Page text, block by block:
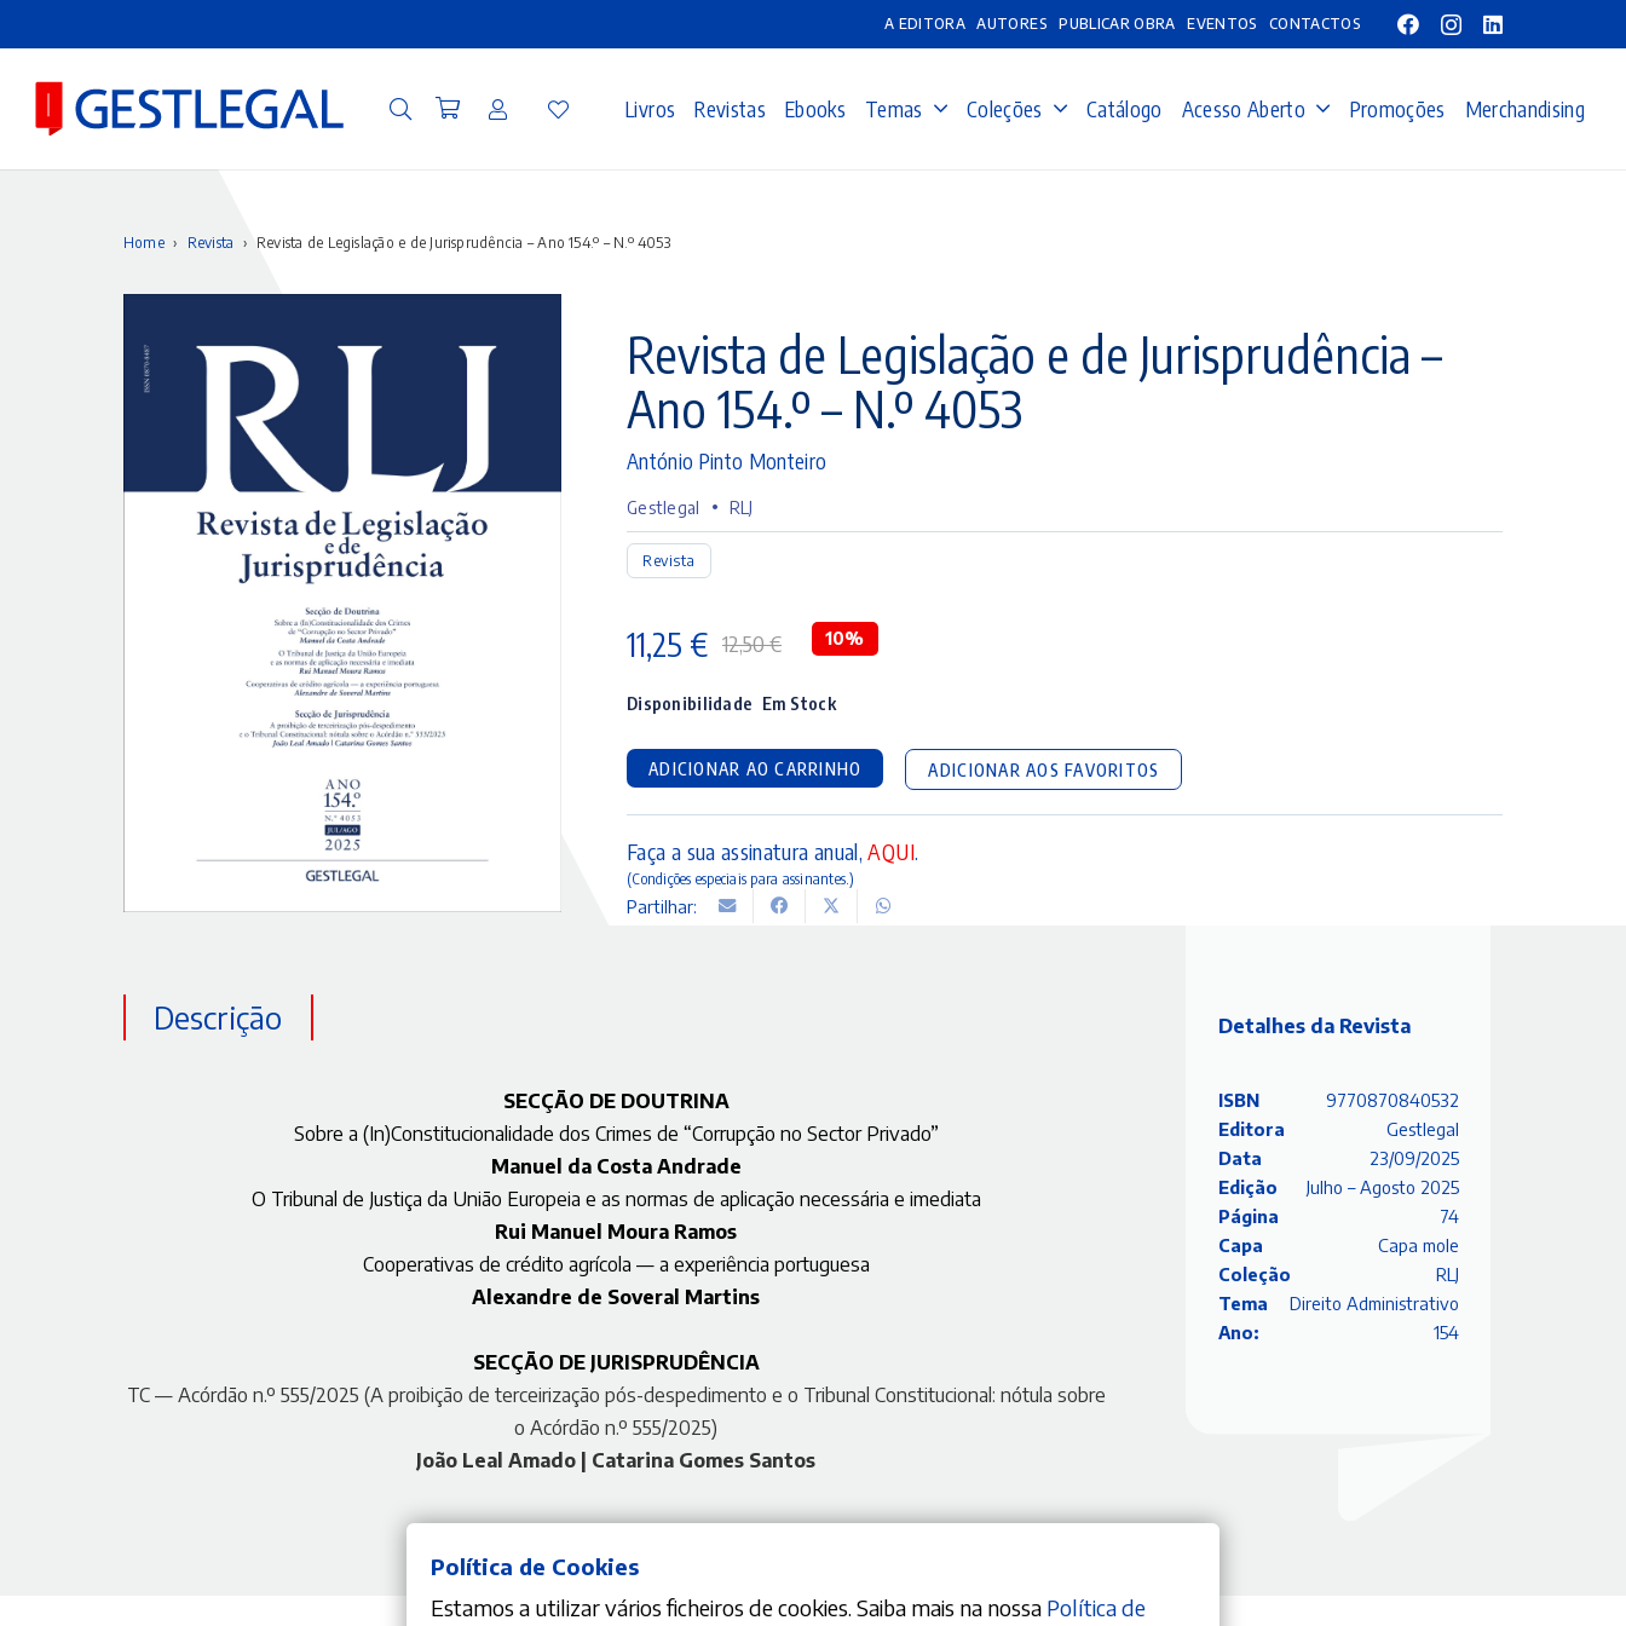
A EDITORA AUTORES PUBLICAR OBRA EVENTOS CONTACTOS
Livros Revistas Ebooks Temas Coleções Catálogo Acesso Aberto Promoções Merchandising
Home › Revista › Revista de Legislação e de Jurisprudência – Ano 154.º – N.º 4053
Revista de Legislação e de Jurisprudência –
Ano 154.º – N.º 4053
António Pinto Monteiro
Gestlegal • RLJ
Revista
12,50€
preço
original
era:
12,50 €.
11,25 €
preço
atual
é:
11,25 €.
10%
Disponibilidade Em Stock
ADICIONAR AO CARRINHO ADICIONAR AOS FAVORITOS
Faça a sua assinatura anual,AQUI.
(Condições especiais para assinantes.)
Partilhar:
Descrição
SECÇÃO DE DOUTRINA
Sobre a (In)Constitucionalidade dos Crimes de “Corrupção no Sector Privado”
Manuel da Costa Andrade
O Tribunal de Justiça da União Europeia e as normas de aplicação necessária e imediata
Rui Manuel Moura Ramos
Cooperativas de crédito agrícola — a experiência portuguesa
Alexandre de Soveral Martins
SECÇÃO DE JURISPRUDÊNCIA
TC — Acórdão n.º 555/2025 (A proibição de terceirização pós-despedimento e o Tribunal Constitucional: nótula sobre
o Acórdão n.º 555/2025)
João Leal Amado | Catarina Gomes Santos
Detalhes da Revista
ISBN
9770870840532
Editora
Gestlegal
Data
23/09/2025
Edição
Julho – Agosto 2025
Página
74
Capa
Capa mole
Coleção
RLJ
Tema
Direito Administrativo
Ano:
154
Política de Cookies
Estamos a utilizar vários ficheiros de cookies. Saiba mais na nossa Política de